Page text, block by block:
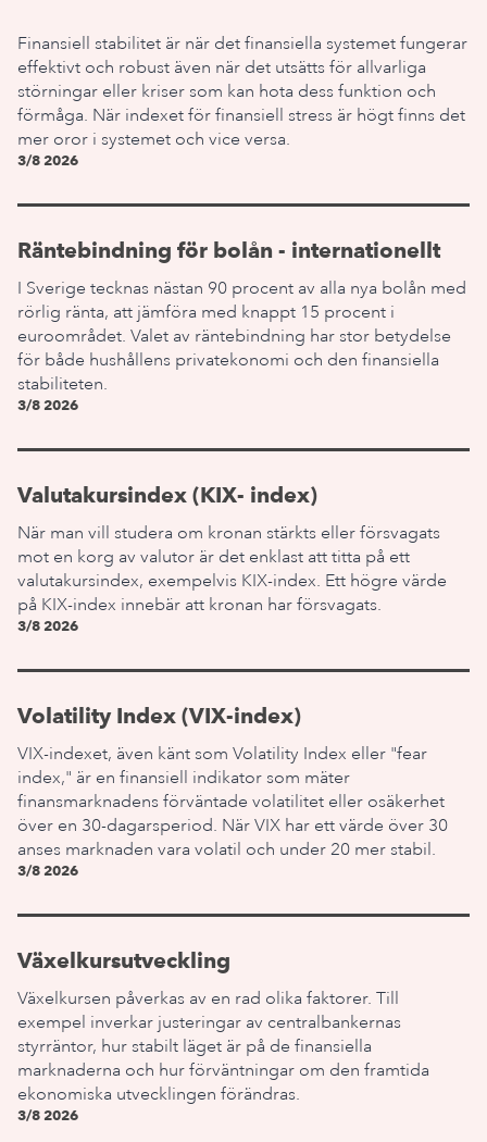
Finansiell stabilitet är när det finansiella systemet fungerar
effektivt och robust även när det utsätts för allvarliga
störningar eller kriser som kan hota dess funktion och
förmåga. När indexet för finansiell stress är högt finns det
mer oror i systemet och vice versa.
3/8 2026
Räntebindning för bolån - internationellt
I Sverige tecknas nästan 90 procent av alla nya bolån med
rörlig ränta, att jämföra med knappt 15 procent i
euroområdet. Valet av räntebindning har stor betydelse
för både hushållens privatekonomi och den finansiella
stabiliteten.
3/8 2026
Valutakursindex (KIX- index)
När man vill studera om kronan stärkts eller försvagats
mot en korg av valutor är det enklast att titta på ett
valutakursindex, exempelvis KIX-index. Ett högre värde
på KIX-index innebär att kronan har försvagats.
3/8 2026
Volatility Index (VIX-index)
VIX-indexet, även känt som Volatility Index eller "fear
index," är en finansiell indikator som mäter
finansmarknadens förväntade volatilitet eller osäkerhet
över en 30-dagarsperiod. När VIX har ett värde över 30
anses marknaden vara volatil och under 20 mer stabil.
3/8 2026
Växelkursutveckling
Växelkursen påverkas av en rad olika faktorer. Till
exempel inverkar justeringar av centralbankernas
styrräntor, hur stabilt läget är på de finansiella
marknaderna och hur förväntningar om den framtida
ekonomiska utvecklingen förändras.
3/8 2026